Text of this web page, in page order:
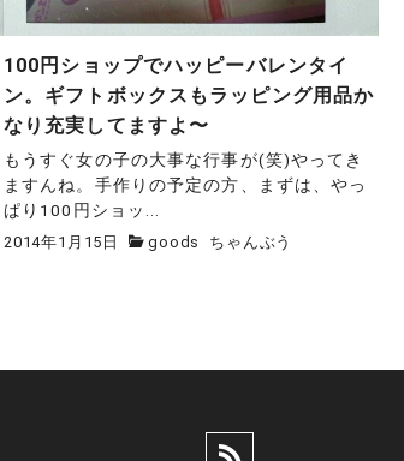
100円ショップでハッピーバレンタイ
ン。ギフトボックスもラッピング用品か
なり充実してますよ〜
もうすぐ女の子の大事な行事が(笑)やってき
ますんね。手作りの予定の方、まずは、やっ
ぱり100円ショッ...
2014年1月15日 goods ちゃんぶう